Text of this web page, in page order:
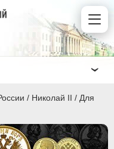
/ Николай II / Для